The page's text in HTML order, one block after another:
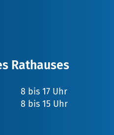
Rathauses
8 bis 17 Uhr
8 bis 15 Uhr